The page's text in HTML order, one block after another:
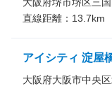
直線距離： 13.7km
アイシティ 淀屋
大阪府大阪市中央